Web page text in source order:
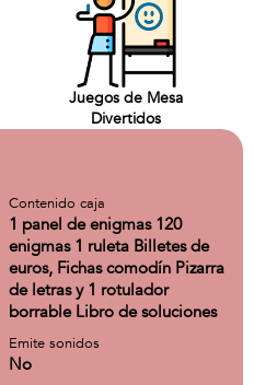
Juegos de Mesa
Divertidos
Contenido caja
1 panel de enigmas 120
enigmas 1 ruleta Billetes de
euros, Fichas comodín Pizarra
de letras y 1 rotulador
borrable Libro de soluciones
Emite sonidos
No